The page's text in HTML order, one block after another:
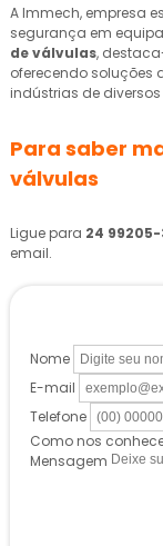
A Immech, empresa
segurança em
de válvulas,
oferecendo soluções
indústrias de diversos
Para saber
válvulas
Ligue para 24
email.
Nome
E-mail
Telefone
Como nos
Mensagem